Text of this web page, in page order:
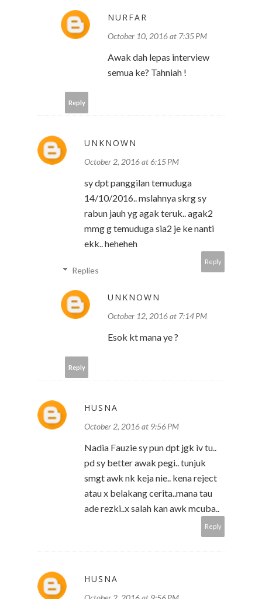
NURFAR
October 10, 2016 at 7:35 PM
Awak dah lepas interview
semua ke? Tahniah !
Reply
UNKNOWN
October 2, 2016 at 6:15 PM
sy dpt panggilan temuduga
14/10/2016.. mslahnya skrg sy
rabun jauh yg agak teruk.. agak2
mmg g temuduga sia2 je ke nanti
ekk.. heheheh
Reply
Replies
UNKNOWN
October 12, 2016 at 7:14 PM
Esok kt mana ye ?
Reply
HUSNA
October 2, 2016 at 9:56 PM
Nadia Fauzie sy pun dpt jgk iv tu..
pd sy better awak pegi.. tunjuk
smgt awk nk keja nie.. kena reject
atau x belakang cerita..mana tau
ade rezki..x salah kan awk mcuba..
Reply
HUSNA